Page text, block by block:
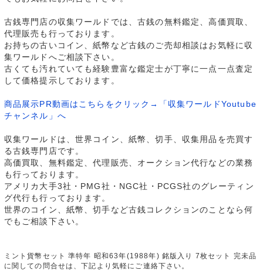
古銭専門店の収集ワールドでは、古銭の無料鑑定、高価買取、
代理販売も行っております。
お持ちの古いコイン、紙幣など古銭のご売却相談はお気軽に収
集ワールドへご相談下さい。
古くても汚れていても経験豊富な鑑定士が丁寧に一点一点査定
して価格提示しております。
商品展示PR動画はこちらをクリック→「収集ワールドYoutube
チャンネル」へ
収集ワールドは、世界コイン、紙幣、切手、収集用品を売買す
る古銭専門店です。
高価買取、無料鑑定、代理販売、オークション代行などの業務
も行っております。
アメリカ大手3社・PMG社・NGC社・PCGS社のグレーティン
グ代行も行っております。
世界のコイン、紙幣、切手など古銭コレクションのことなら何
でもご相談下さい。
ミント貨幣セット 準特年 昭和63年(1988年) 銘版入り 7枚セット 完未品
に関しての問合せは、下記より気軽にご連絡下さい。